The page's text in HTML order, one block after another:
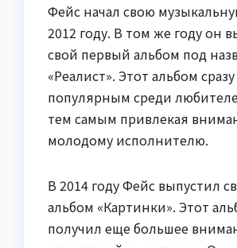
Фейс начал свою
2012 году. В том же году он
свой первый альбом под
«Реалист». Этот альбом
популярным среди
тем самым привлекая
молодому исполнителю.
В 2014 году Фейс выпустил
альбом «Картинки». Этот
получил еще большее